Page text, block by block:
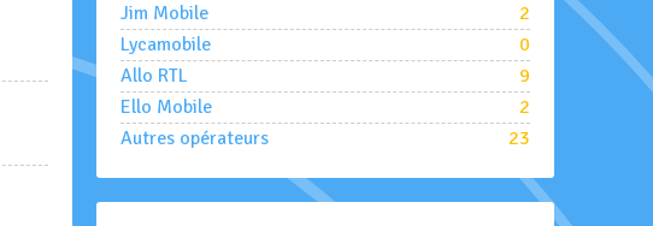
Jim Mobile
2
Lycamobile
0
Allo RTL
9
Ello Mobile
2
Autres opérateurs
23